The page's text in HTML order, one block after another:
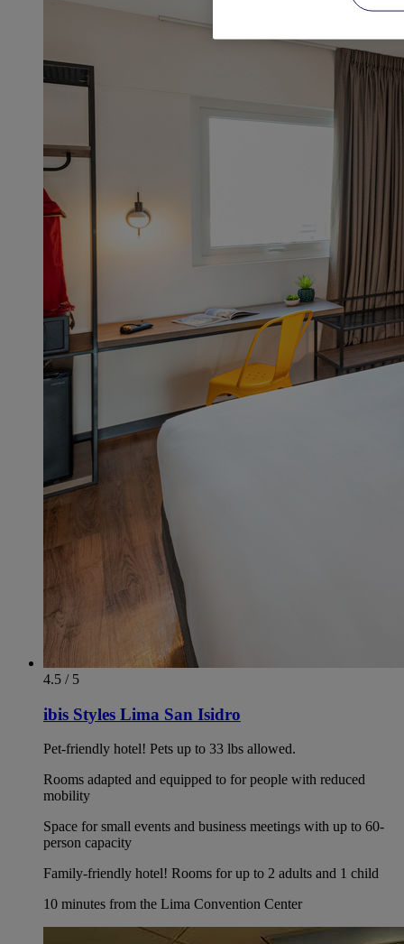
4.5 / 5
ibis Styles Lima San Isidro
Pet-friendly hotel! Pets up to 33 lbs allowed.
Rooms adapted and equipped to for people with reduced
mobility
Space for small events and business meetings with up to 60-
person capacity
Family-friendly hotel! Rooms for up to 2 adults and 1 child
10 minutes from the Lima Convention Center